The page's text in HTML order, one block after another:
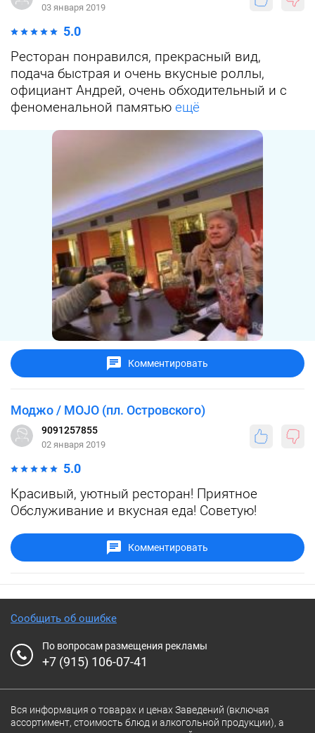
03 января 2019
5.0
Ресторан понравился, прекрасный вид,
подача быстрая и очень вкусные роллы,
официант Андрей, очень обходительный и с
феноменальной памятью ещё
Комментировать
Моджо / MOJO (пл. Островского)
9091257855
02 января 2019
5.0
Красивый, уютный ресторан! Приятное
Обслуживание и вкусная еда! Советую!
Комментировать
Сообщить об ошибке
По вопросам размещения рекламы
+7 (915) 106-07-41
Вся информация о товарах и ценах Заведений (включая
ассортимент, стоимость блюд и алкогольной продукции), а